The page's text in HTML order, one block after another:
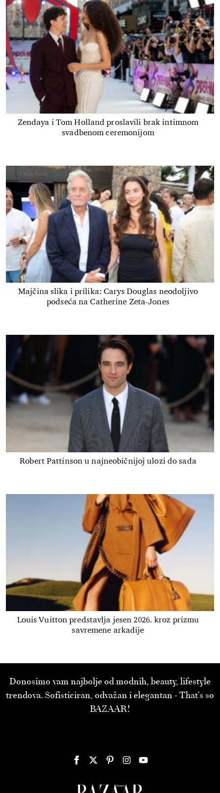
Zendaya i Tom Holland proslavili brak intimnom
svadbenom ceremonijom
Majčina slika i prilika: Carys Douglas neodoljivo
podseća na Catherine Zeta-Jones
Robert Pattinson u najneobičnijoj ulozi do sada
Louis Vuitton predstavlja jesen 2026. kroz prizmu
savremene arkadije
Donosimo vam najbolje od modnih, beauty, lifestyle
trendova. Sofisticiran, odvažan i elegantan - That’s so
BAZAAR!